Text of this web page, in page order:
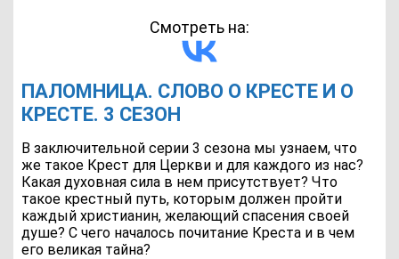
Смотреть на:
ПАЛОМНИЦА. СЛОВО О КРЕСТЕ И О
КРЕСТЕ. 3 СЕЗОН
В заключительной серии 3 сезона мы узнаем, что
же такое Крест для Церкви и для каждого из нас?
Какая духовная сила в нем присутствует? Что
такое крестный путь, которым должен пройти
каждый христианин, желающий спасения своей
душе? С чего началось почитание Креста и в чем
его великая тайна?